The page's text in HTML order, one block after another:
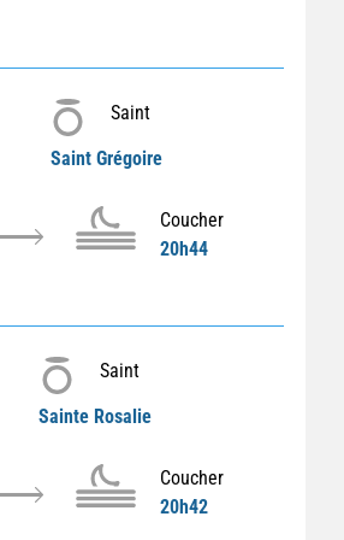
Saint
Saint Grégoire
Coucher
20h44
Saint
Sainte Rosalie
Coucher
20h42